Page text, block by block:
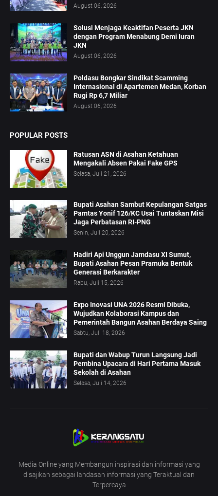
August 06, 2026
Solusi Menjaga Keaktifan Peserta JKN
dengan Program Menabung Demi Iuran
JKN
August 06, 2026
Poldasu Bongkar Sindikat Scamming
Internasional di Apartemen Medan, Korban
Rugi Rp 6,7 Miliar
August 06, 2026
POPULAR POSTS
Ratusan ASN di Asahan Ketahuan
Mengakali Absen Pakai Fake GPS
Selasa, Juli 21, 2026
Bupati Asahan Sambut Kepulangan Satgas
Pamtas Yonif 126/KC Usai Tuntaskan Misi
Jaga Perbatasan RI-PNG
Senin, Juli 20, 2026
Hadiri Api Unggun Jamdasu XI Sumut,
Bupati Asahan Pesan Pramuka Bentuk
Generasi Berkarakter
Rabu, Juli 15, 2026
Expo Inovasi UNA 2026 Resmi Dibuka,
Wujudkan Kolaborasi Kampus dan
Pemerintah Bangun Asahan Berdaya Saing
Sabtu, Juli 18, 2026
Bupati dan Wabup Turun Langsung Jadi
Pembina Upacara di Hari Pertama Masuk
Sekolah di Asahan
Selasa, Juli 14, 2026
Media Online yang Membangun inspirasi dan informasi yang
disajikan sebagai landasan informasi yang Teraktual dan
Terpercaya